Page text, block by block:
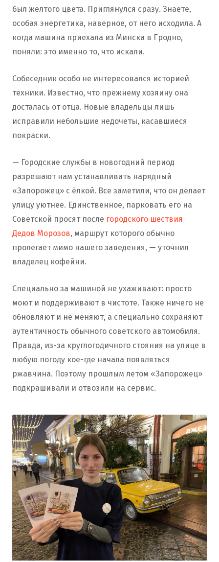
был желтого цвета. Приглянулся сразу. Знаете,
особая энергетика, наверное, от него исходила. А
когда машина приехала из Минска в Гродно,
поняли: это именно то, что искали.
Собеседник особо не интересовался историей
техники. Известно, что прежнему хозяину она
досталась от отца. Новые владельцы лишь
исправили небольшие недочеты, касавшиеся
покраски.
— Городские службы в новогодний период
разрешают нам устанавливать нарядный
«Запорожец» с ёлкой. Все заметили, что он делает
улицу уютнее. Единственное, парковать его на
Советской просят после городского шествия
Дедов Морозов, маршрут которого обычно
пролегает мимо нашего заведения, — уточнил
владелец кофейни.
Специально за машиной не ухаживают: просто
моют и поддерживают в чистоте. Также ничего не
обновляют и не меняют, а специально сохраняют
аутентичность обычного советского автомобиля.
Правда, из-за круглогодичного стояния на улице в
любую погоду кое-где начала появляться
ржавчина. Поэтому прошлым летом «Запорожец»
подкрашивали и отвозили на сервис.